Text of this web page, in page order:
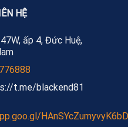
HỆ
ấp 4, Đức Huệ,
t.me/blackend81